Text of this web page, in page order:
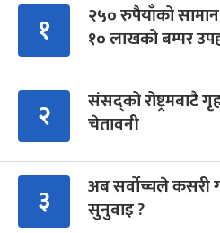
१
२५० रुपैयाँको
१० लाखको बम्पर
२
संसद्को रोष्ट्रमबाटै
चेतावनी
३
अब सर्वोच्चले कसरी
सुनुवाइ ?